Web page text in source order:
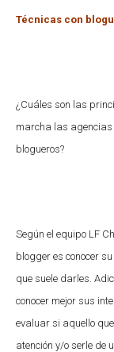
Técnicas con
¿Cuáles son las
marcha las agencias
blogueros?
Según el equipo LF
blogger es conocer
que suele darles.
conocer mejor sus
evaluar si aquello
atención y/o serle de